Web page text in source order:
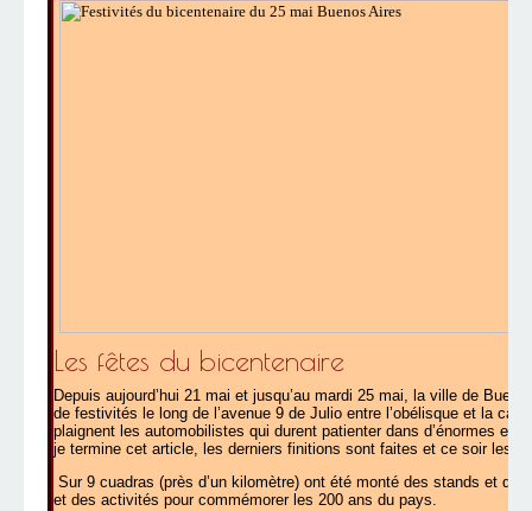
Les fêtes du bicentenaire
Depuis aujourd’hui 21 mai et jusqu’au mardi 25 mai, la ville de
de festivités le long de l’avenue 9 de Julio entre l’obélisque et la
plaignent les automobilistes qui durent patienter dans d’énormes
je termine cet article, les derniers finitions sont faites et ce soir les
Sur 9 cuadras (près d’un kilomètre) ont été monté des stands et
et des activités pour commémorer les 200 ans du pays.